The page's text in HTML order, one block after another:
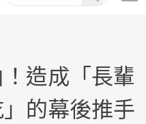
造成「長輩
的幕後推手